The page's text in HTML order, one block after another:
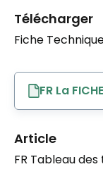
Télécharger
Fiche
FR La
Article
FR Tableau